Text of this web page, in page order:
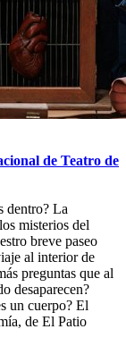
de Teatro de
dentro? La
misterios del
breve paseo
al interior de
preguntas que al
desaparecen?
un cuerpo? El
de El Patio